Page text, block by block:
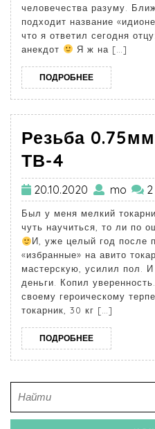
человечества разуму.
подходит название
что я ответил сегодня
анекдот
Я ж на […]
ПОДРОБНЕЕ
Резьба
ТВ-4
20.10.2020 mo
Был у меня мелкий
чуть научиться, то ли по
И, уже целый год после
«избранные» на авито
мастерскую, усилил пол.
деньги. Копил
своему героическому
токарник, 30 кг […]
ПОДРОБНЕЕ